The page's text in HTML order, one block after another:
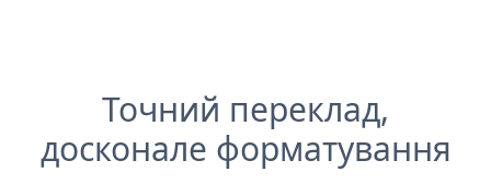
Точний переклад,
досконале форматування